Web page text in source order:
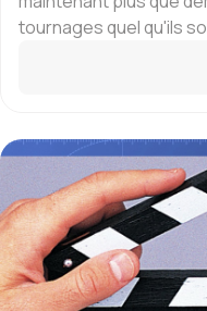
tournages quel qu'ils